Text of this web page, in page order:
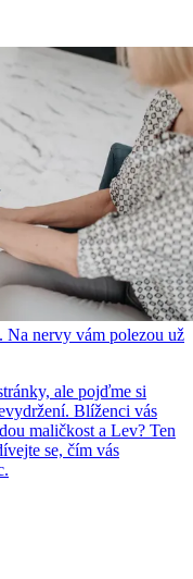
Na nervy vám polezou už
ale pojďme si
Blíženci vás
maličkost a Lev? Ten
se, čím vás